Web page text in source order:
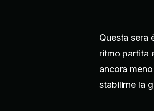
Questa sera
ritmo partita
ancora
stabilirne la